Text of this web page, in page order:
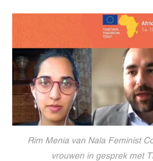
Rim Menia van Nala Feminist
vrouwen in gesprek met